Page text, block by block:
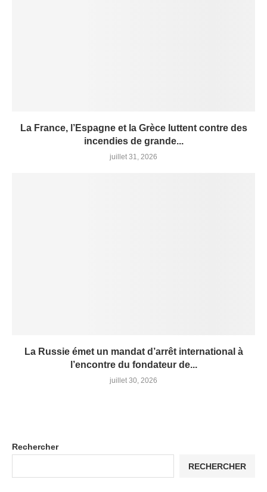
La France, l’Espagne et la Grèce luttent contre des
incendies de grande...
juillet 31, 2026
La Russie émet un mandat d’arrêt international à
l’encontre du fondateur de...
juillet 30, 2026
Rechercher
RECHERCHER